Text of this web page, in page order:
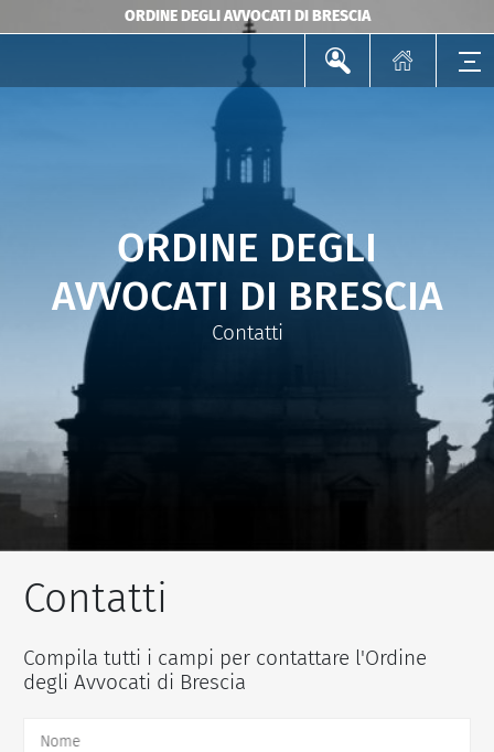
ORDINE DEGLI AVVOCATI DI BRESCIA
ORDINE DEGLI
AVVOCATI DI BRESCIA
Contatti
Contatti
Compila tutti i campi per contattare l'Ordine
degli Avvocati di Brescia
Nome